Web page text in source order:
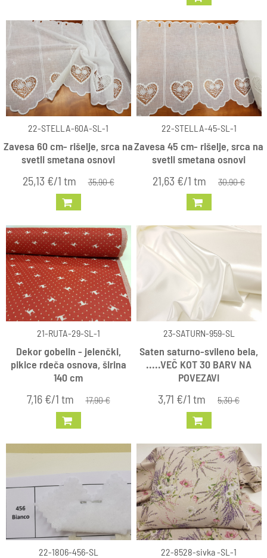
22-STELLA-60A-SL-1
Zavesa 60 cm- rišelje, srca na
svetli smetana osnovi
25,13 €/1 tm 35,90 €
22-STELLA-45-SL-1
Zavesa 45 cm- rišelje, srca na
svetli smetana osnovi
21,63 €/1 tm 30,90 €
21-RUTA-29-SL-1
Dekor gobelin - jelenčki,
pikice rdeča osnova, širina
140 cm
7,16 €/1 tm 17,90 €
23-SATURN-959-SL
Saten saturno-svileno bela,
.....VEČ KOT 30 BARV NA
POVEZAVI
3,71 €/1 tm 5,30 €
22-1806-456-SL 22-8528-sivka -SL-1